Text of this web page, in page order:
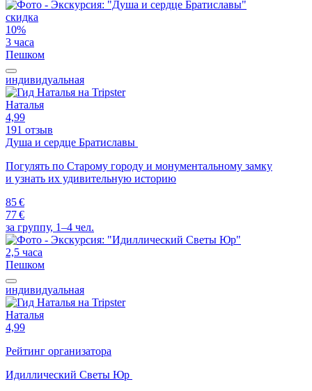
скидка
10%
3 часа
Пешком
индивидуальная
Наталья
4,99
191 отзыв
Душа и сердце Братиславы
Погулять по Старому городу и монументальному замку
и узнать их удивительную историю
85 €
77 €
за группу, 1–4 чел.
2,5 часа
Пешком
индивидуальная
Наталья
4,99
Рейтинг организатора
Идиллический Светы Юр